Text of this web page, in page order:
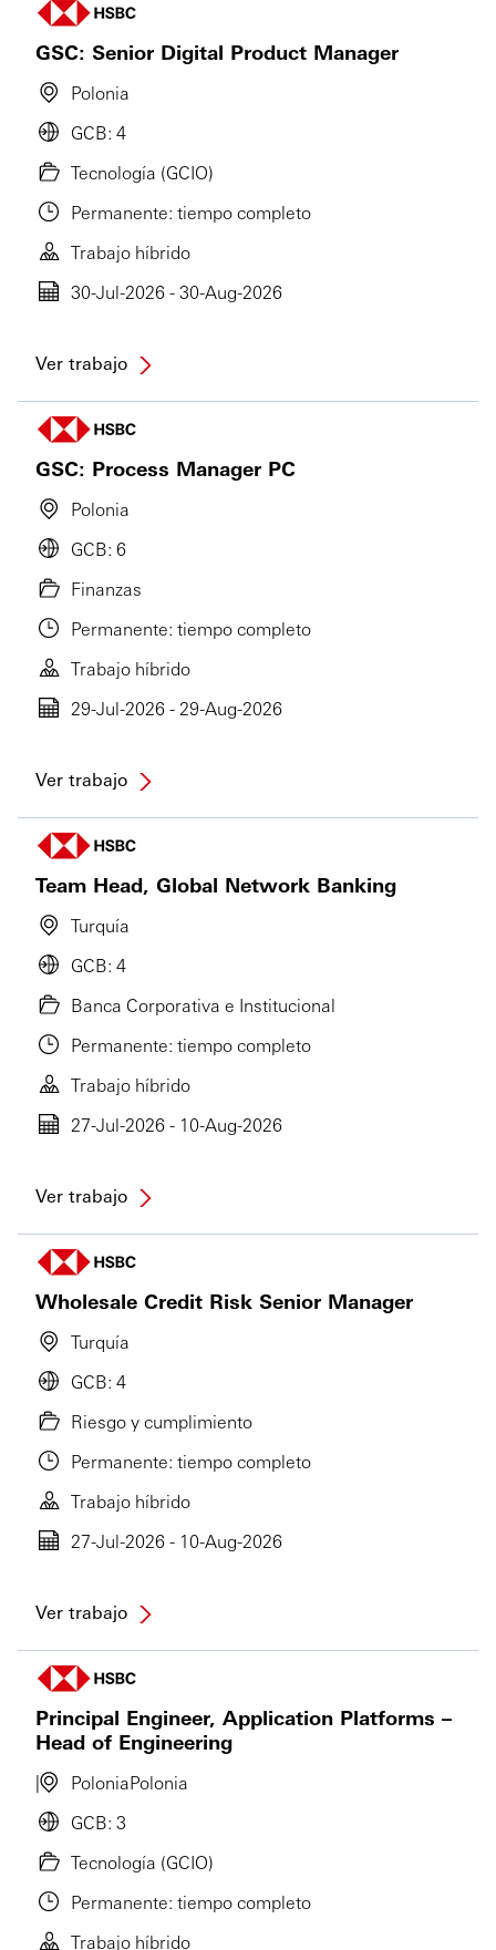
GSC: Senior Digital Product Manager
Polonia
GCB: 4
Tecnología (GCIO)
Permanente: tiempo completo
Trabajo híbrido
30-Jul-2026 - 30-Aug-2026
Ver trabajo
GSC: Process Manager PC
Polonia
GCB: 6
Finanzas
Permanente: tiempo completo
Trabajo híbrido
29-Jul-2026 - 29-Aug-2026
Ver trabajo
Team Head, Global Network Banking
Turquía
GCB: 4
Banca Corporativa e Institucional
Permanente: tiempo completo
Trabajo híbrido
27-Jul-2026 - 10-Aug-2026
Ver trabajo
Wholesale Credit Risk Senior Manager
Turquía
GCB: 4
Riesgo y cumplimiento
Permanente: tiempo completo
Trabajo híbrido
27-Jul-2026 - 10-Aug-2026
Ver trabajo
Principal Engineer, Application Platforms –
Head of Engineering
PoloniaPolonia
GCB: 3
Tecnología (GCIO)
Permanente: tiempo completo
Trabajo híbrido